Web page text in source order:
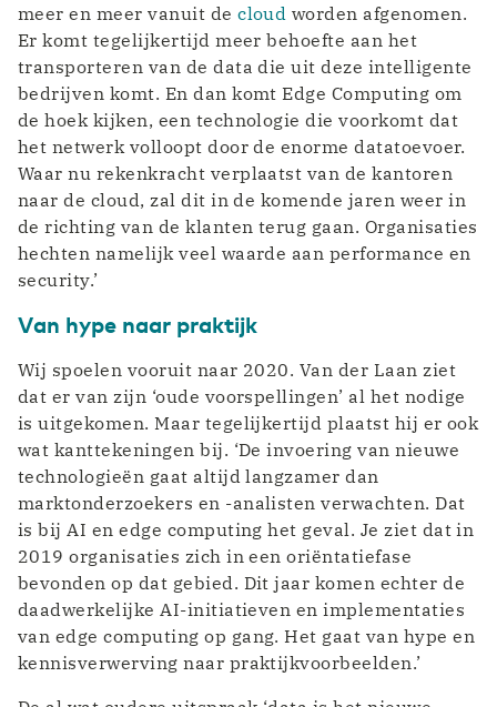
meer en meer vanuit decloud worden afgenomen.
Er komt tegelijkertijd meer behoefte aan het
transporteren van de data die uit deze intelligente
bedrijven komt. En dan komt Edge Computing om
de hoek kijken, een technologie die voorkomt dat
het netwerk volloopt door de enorme datatoevoer.
Waar nu rekenkracht verplaatst van de kantoren
naar de cloud, zal dit in de komende jaren weer in
de richting van de klanten terug gaan. Organisaties
hechten namelijk veel waarde aan performance en
security.’
Van hype naar praktijk
Wij spoelen vooruit naar 2020. Van der Laan ziet
dat er van zijn ‘oude voorspellingen’ al het nodige
is uitgekomen. Maar tegelijkertijd plaatst hij er ook
wat kanttekeningen bij. ‘De invoering van nieuwe
technologieën gaat altijd langzamer dan
marktonderzoekers en -analisten verwachten. Dat
is bij AI en edge computing het geval. Je ziet dat in
2019 organisaties zich in een oriëntatiefase
bevonden op dat gebied. Dit jaar komen echter de
daadwerkelijke AI-initiatieven en implementaties
van edge computing op gang. Het gaat van hype en
kennisverwerving naar praktijkvoorbeelden.’